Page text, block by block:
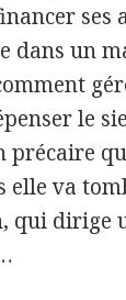
ses
dans un
le
elle va
qui dirige